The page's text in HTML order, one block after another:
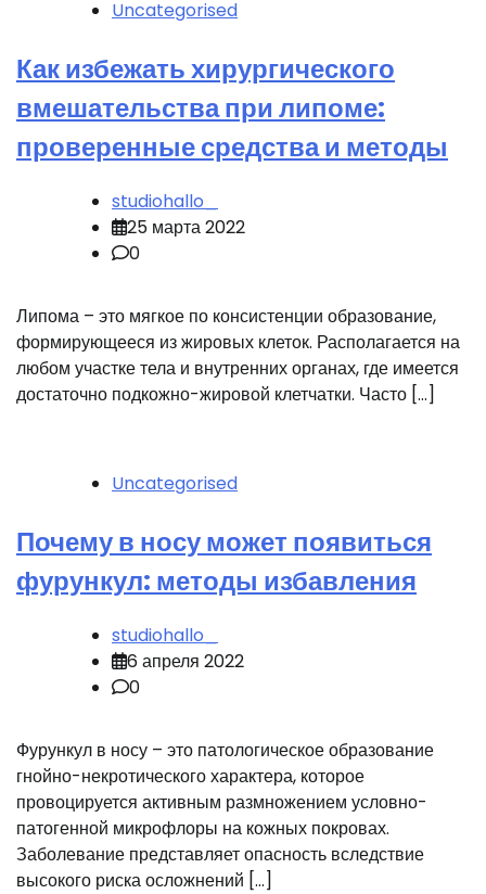
Uncategorised
Как избежать хирургического
вмешательства при липоме:
проверенные средства и методы
studiohallo_
25 марта 2022
0
Липома – это мягкое по консистенции образование,
формирующееся из жировых клеток. Располагается на
любом участке тела и внутренних органах, где имеется
достаточно подкожно-жировой клетчатки. Часто […]
Uncategorised
Почему в носу может появиться
фурункул: методы избавления
studiohallo_
6 апреля 2022
0
Фурункул в носу – это патологическое образование
гнойно-некротического характера, которое
провоцируется активным размножением условно-
патогенной микрофлоры на кожных покровах.
Заболевание представляет опасность вследствие
высокого риска осложнений […]